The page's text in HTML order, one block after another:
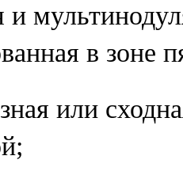
и
в зоне
или